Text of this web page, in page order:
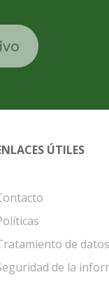
ÚTILES
de datos
de la